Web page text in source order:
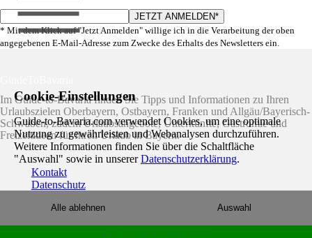
* Mit dem Klick auf "Jetzt Anmelden" willige ich in die Verarbeitung der oben
angegebenen E-Mail-Adresse zum Zwecke des Erhalts des Newsletters ein.
Im Guide-to-Bavaria finden Sie Tipps und Informationen zu Ihren
Urlaubszielen Oberbayern, Ostbayern, Franken und Allgäu/Bayerisch-
Schwaben, zudem Urlaubsangebote, Unterkünfte, Gastromie und
Freizeitideen für Ihren Urlaub in Bayern.
Kontakt
Datenschutz
AGB
Cookie-Einstellungen
Guide-to-Bavaria.com verwendet Cookies, um eine optimale
Nutzung zu gewährleisten und Webanalysen durchzuführen.
Weitere Informationen finden Sie über die Schaltfläche
"Auswahl" sowie in unsererDatenschutzerklärung.
Auswahl
Alle ablehnen